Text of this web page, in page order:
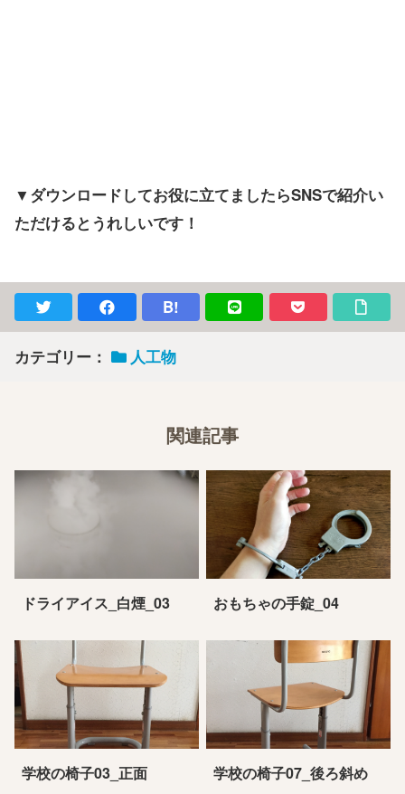
▼ダウンロードしてお役に立てましたらSNSで紹介い
ただけるとうれしいです！
B!
カテゴリー： 人工物
関連記事
ドライアイス_白煙_03 おもちゃの手錠_04
学校の椅子03_正面 学校の椅子07_後ろ斜め